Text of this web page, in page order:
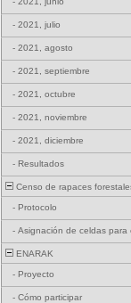
- 2021, julio
- 2021, agosto
- 2021, septiembre
- 2021, octubre
- 2021, noviembre
- 2021, diciembre
- Resultados
Censo de rapaces
- Protocolo
- Asignación de celdas para
ENARAK
- Proyecto
- Cómo participar